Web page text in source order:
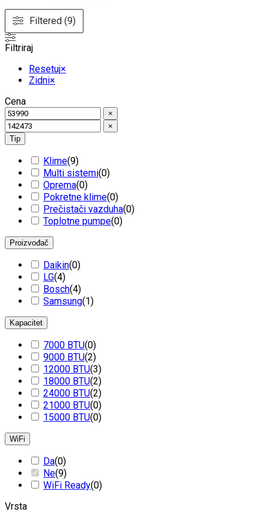
Filtered (9)
Filtriraj
Resetuj×
Zidni×
Cena
×
×
Tip
Klime(9)
Multi sistemi(0)
Oprema(0)
Pokretne klime(0)
Prečistači vazduha(0)
Toplotne pumpe(0)
Proizvođač
Daikin(0)
LG(4)
Bosch(4)
Samsung(1)
Kapacitet
7000 BTU(0)
9000 BTU(2)
12000 BTU(3)
18000 BTU(2)
24000 BTU(2)
21000 BTU(0)
15000 BTU(0)
WiFi
Da(0)
Ne(9)
WiFi Ready(0)
Vrsta